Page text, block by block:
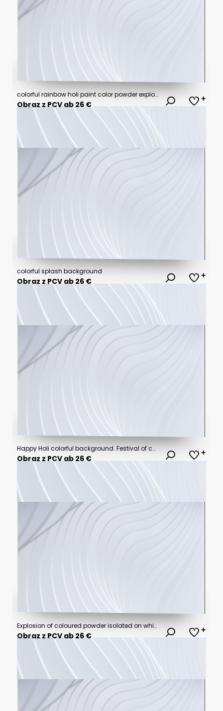
colorful rainbow holi paint color powder explosion isolated white wide panorama background
Obraz z PCV ab 26 €
colorful splash background
Obraz z PCV ab 26 €
Happy Holi colorful background. Festival of colors, colorful rainbow holi paint color powder explosion isolated white wide panorama background.
Obraz z PCV ab 26 €
Explosion of coloured powder isolated on white background
Obraz z PCV ab 26 €